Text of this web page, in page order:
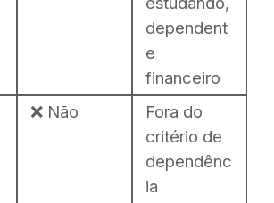
dependent
e
financeiro
❌ Não
Fora do
critério de
dependênc
ia